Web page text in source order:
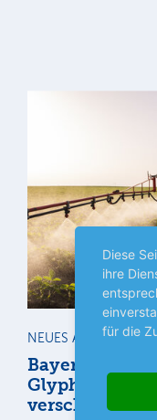
NEUES AUS
Bayer –
Glyphosat-
verschoben
Diese
ihre
für die